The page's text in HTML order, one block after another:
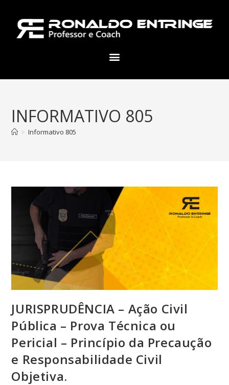
INFORMATIVO 805
> Informativo 805
JURISPRUDÊNCIA – Ação Civil
Pública – Prova Técnica ou
Pericial – Princípio da Precaução
e Responsabilidade Civil
Objetiva.